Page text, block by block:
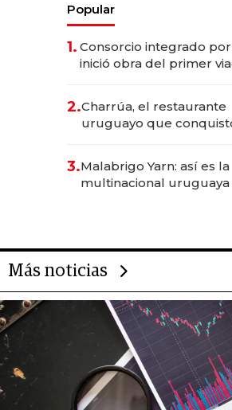
Popular
1. Consorcio integrado
inició obra del primer
millones
2.Charrúa, el restaurante
uruguayo que
anticipación y prepara
3.Malabrigo Yarn: así es la
multinacional
Más noticias